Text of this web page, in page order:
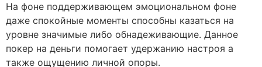
На фоне поддерживающем эмоциональном фоне
даже спокойные моменты способны казаться на
уровне значимые либо обнадеживающие. Данное
покер на деньги помогает удержанию настроя а
также ощущению личной опоры.